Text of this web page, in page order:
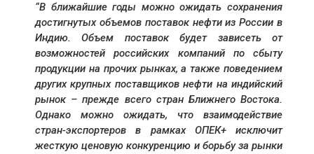
“В ближайшие годы можно ожидать сохранения
достигнутых объемов поставок нефти из России в
Индию. Объем поставок будет зависеть от
возможностей российских компаний по сбыту
продукции на прочих рынках, а также поведением
других крупных поставщиков нефти на индийский
рынок – прежде всего стран Ближнего Востока.
Однако можно ожидать, что взаимодействие
стран-экспортеров в рамках ОПЕК+ исключит
жесткую ценовую конкуренцию и борьбу за рынки